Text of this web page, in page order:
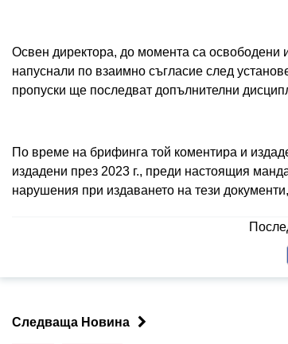
Освен директора, до момента са освободени
напуснали по взаимно съгласие след
пропуски ще последват допълнителни
По време на брифинга той коментира и
издадени през 2023 г., преди настоящия
нарушения при издаването на тези
Следваща Новина